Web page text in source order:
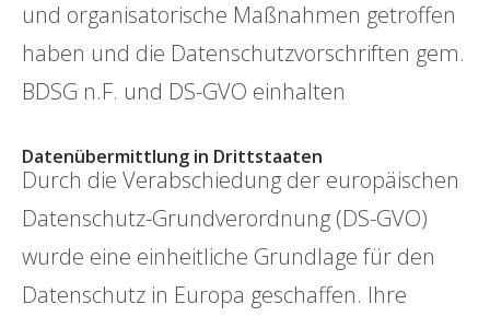
und organisatorische Maßnahmen getroffen
haben und die Datenschutzvorschriften gem.
BDSG n.F. und DS-GVO einhalten
Datenübermittlung in Drittstaaten
Durch die Verabschiedung der europäischen
Datenschutz-Grundverordnung (DS-GVO)
wurde eine einheitliche Grundlage für den
Datenschutz in Europa geschaffen. Ihre